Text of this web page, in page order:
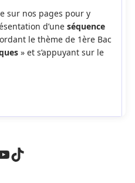
:
sur nos pages pour y
d’une séquence
le thème de 1ère Bac
» et s’appuyant sur le
TikTok